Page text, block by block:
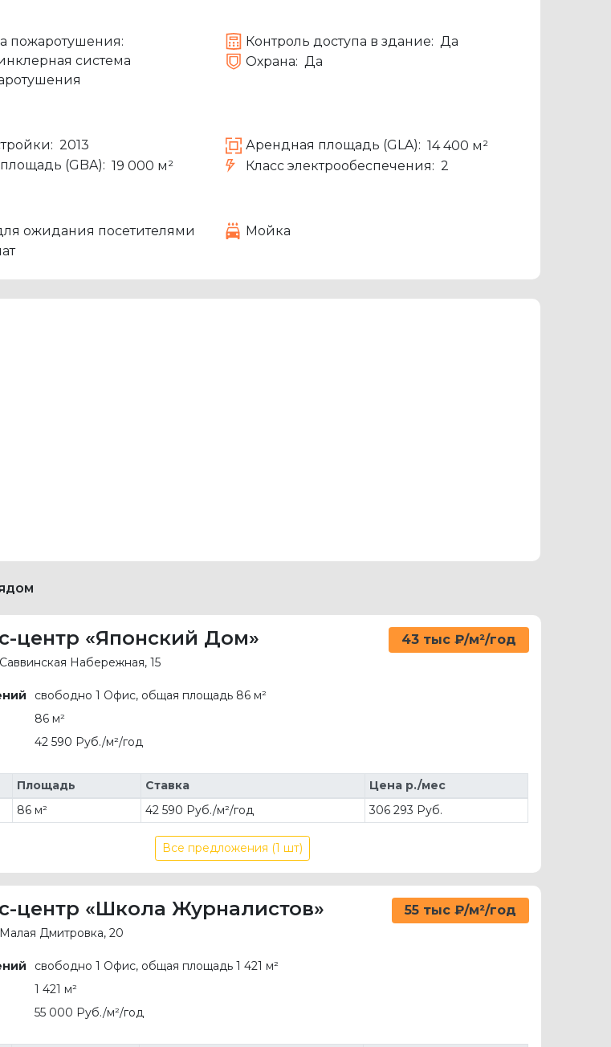
пожаротушения:
система
Контроль доступа в здание: Да
Охрана: Да
2013
(GBA): 19 000 м²
Арендная площадь (GLA): 14 400 м²
Класс электрообеспечения: 2
ожидания посетителями
Мойка
центр «Японский Дом» 43 тыс ₽/м²/год
Набережная, 15
свободно 1 Офис, общая площадь 86 м²
86 м²
42 590 Руб./м²/год
Площадь Ставка
Цена р./мес
86 м² 42 590 Руб./м²/год 306 293 Руб.
Все предложения (1 шт)
центр «Школа Журналистов» 55 тыс ₽/м²/год
Дмитровка, 20
свободно 1 Офис, общая площадь 1 421 м²
1 421 м²
55 000 Руб./м²/год